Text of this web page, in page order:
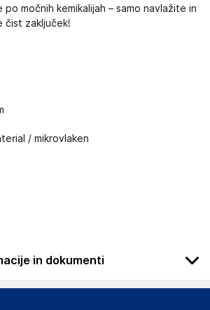
močnih kemikalijah – samo navlažite in
čist zaključek!
/ mikrovlaken
in dokumenti
hranite ta izdelek izven dosega